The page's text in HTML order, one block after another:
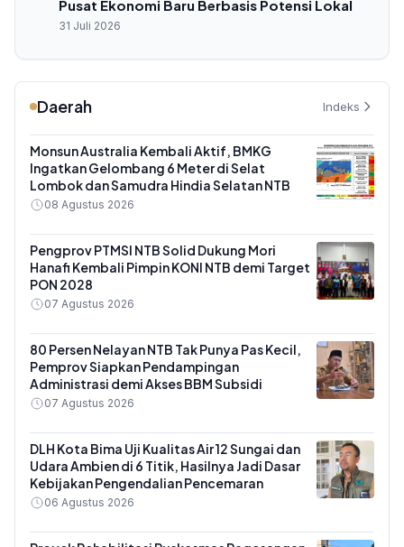
Pusat Ekonomi Baru Berbasis Potensi Lokal
31 Juli 2026
Daerah Indeks
Monsun Australia Kembali Aktif, BMKG
Ingatkan Gelombang 6 Meter di Selat
Lombok dan Samudra Hindia Selatan NTB
08 Agustus 2026
Pengprov PTMSI NTB Solid Dukung Mori
Hanafi Kembali Pimpin KONI NTB demi Target
PON 2028
07 Agustus 2026
80 Persen Nelayan NTB Tak Punya Pas Kecil,
Pemprov Siapkan Pendampingan
Administrasi demi Akses BBM Subsidi
07 Agustus 2026
DLH Kota Bima Uji Kualitas Air 12 Sungai dan
Udara Ambien di 6 Titik, Hasilnya Jadi Dasar
Kebijakan Pengendalian Pencemaran
06 Agustus 2026